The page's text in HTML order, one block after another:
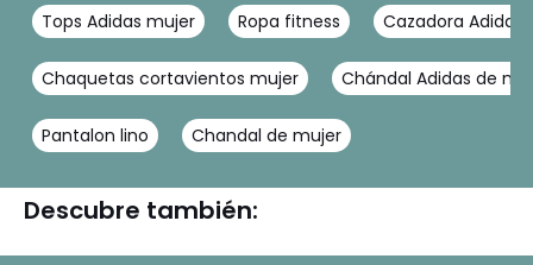
Tops Adidas mujer Ropa fitness Cazadora Adidas
Chaquetas cortavientos mujer Chándal Adidas de
Pantalon lino Chandal de mujer
Descubre también: